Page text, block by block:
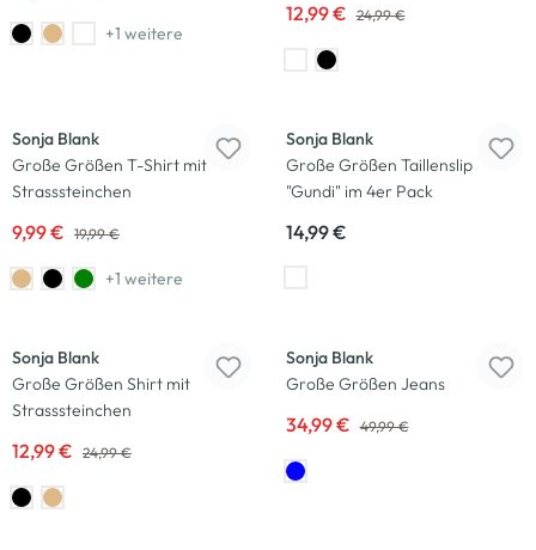
+1 weitere
12,99 € 24,99 €
Sonja Blank
Große Größen T-Shirt mit
Strasssteinchen
9,99 € 19,99 €
+1 weitere
Sonja Blank
Große Größen Taillenslip
"Gundi" im 4er Pack
14,99 €
Sonja Blank
Große Größen Shirt mit
Strasssteinchen
12,99 € 24,99 €
Sonja Blank
Große Größen Jeans
34,99 € 49,99 €